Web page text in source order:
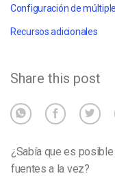
Recursos adicionales
Share this post
¿Sabía que es posible
fuentes a la vez?